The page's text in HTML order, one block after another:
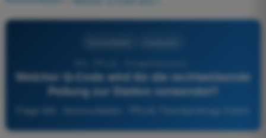
Welcher Q-Code wird für die rechtweisende
Peilung zur Station verwendet?
Frage 305 - Kommunikation - PPL(A) Theorieprüfungs-Trainer